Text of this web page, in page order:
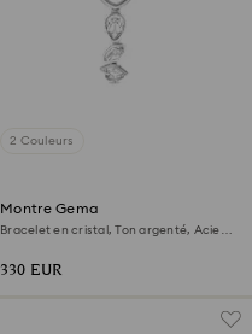
2 Couleurs
Montre Gema
Bracelet en cristal, Ton argenté, Acier
330 EUR